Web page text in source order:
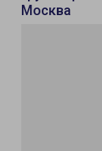
Москва